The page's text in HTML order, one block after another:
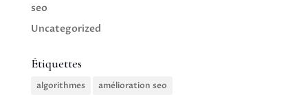
seo
Uncategorized
Étiquettes
algorithmes
amélioration seo